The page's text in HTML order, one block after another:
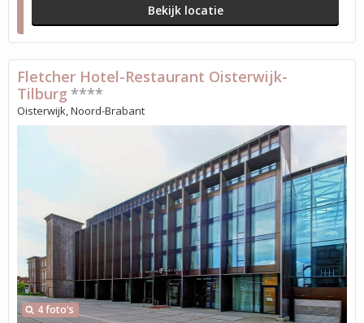
Bekijk locatie
4 foto's
Fletcher Hotel-Restaurant Oisterwijk-
Tilburg ****
Oisterwijk, Noord-Brabant